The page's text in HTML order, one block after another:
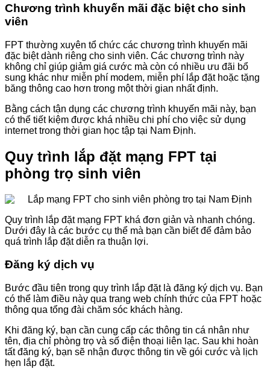
Chương trình khuyến mãi đặc biệt cho sinh
viên
FPT thường xuyên tổ chức các chương trình khuyến mãi
đặc biệt dành riêng cho sinh viên. Các chương trình này
không chỉ giúp giảm giá cước mà còn có nhiều ưu đãi bổ
sung khác như miễn phí modem, miễn phí lắp đặt hoặc tặng
băng thông cao hơn trong một thời gian nhất định.
Bằng cách tận dụng các chương trình khuyến mãi này, bạn
có thể tiết kiệm được khá nhiều chi phí cho việc sử dụng
internet trong thời gian học tập tại Nam Định.
Quy trình lắp đặt mạng FPT tại
phòng trọ sinh viên
Quy trình lắp đặt mạng FPT khá đơn giản và nhanh chóng.
Dưới đây là các bước cụ thể mà bạn cần biết để đảm bảo
quá trình lắp đặt diễn ra thuận lợi.
Đăng ký dịch vụ
Bước đầu tiên trong quy trình lắp đặt là đăng ký dịch vụ. Bạn
có thể làm điều này qua trang web chính thức của FPT hoặc
thông qua tổng đài chăm sóc khách hàng.
Khi đăng ký, bạn cần cung cấp các thông tin cá nhân như
tên, địa chỉ phòng trọ và số điện thoại liên lạc. Sau khi hoàn
tất đăng ký, bạn sẽ nhận được thông tin về gói cước và lịch
hẹn lắp đặt.